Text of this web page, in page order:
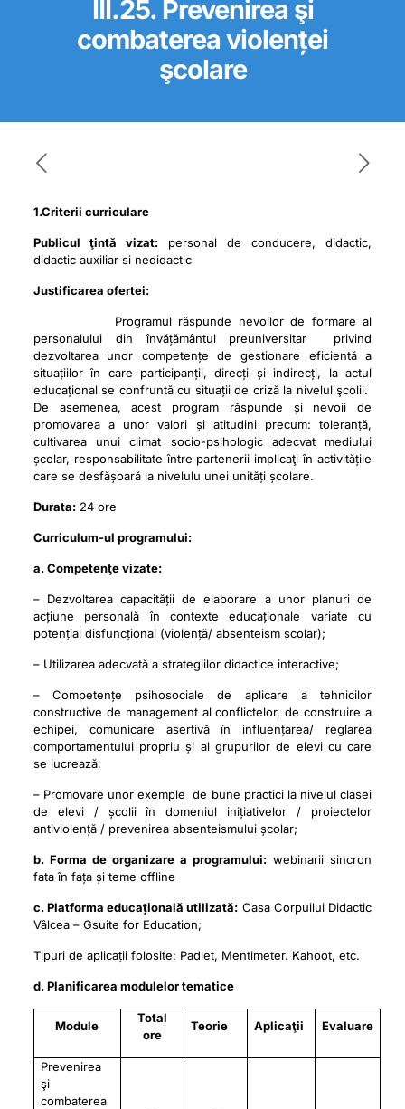
III.25. Prevenirea şi
combaterea violenței
şcolare
1.Criterii curriculare
Publicul ţintă vizat:personal de conducere, didactic,
didactic auxiliar si nedidactic
Justificarea ofertei:
Programul răspunde nevoilor de formare al
personalului din învățământul preuniversitar privind
dezvoltarea unor competențe de gestionare eficientă a
situațiilor în care participanții, direcți și indirecți, la actul
educațional se confruntă cu situații de criză la nivelul şcolii.
De asemenea, acest program răspunde și nevoii de
promovarea a unor valori și atitudini precum: toleranță,
cultivarea unui climat socio-psihologic adecvat mediului
școlar, responsabilitate între partenerii implicaţi în activitățile
care se desfășoară la nivelulu unei unități școlare.
Durata:24 ore
Curriculum-ul programului:
a. Competenţe vizate:
– Dezvoltarea capacității de elaborare a unor planuri de
acțiune personală în contexte educaționale variate cu
potențial disfuncțional (violență/ absenteism școlar);
– Utilizarea adecvată a strategiilor didactice interactive;
– Competențe psihosociale de aplicare a tehnicilor
constructive de management al conflictelor, de construire a
echipei, comunicare asertivă în influențarea/ reglarea
comportamentului propriu și al grupurilor de elevi cu care
se lucrează;
– Promovare unor exemple de bune practici la nivelul clasei
de elevi / școlii în domeniul inițiativelor / proiectelor
antiviolență / prevenirea absenteismului școlar;
b. Forma de organizare a programului: webinarii sincron
fata în fața și teme offline
c. Platforma educațională utilizată: Casa Corpuilui Didactic
Vâlcea – Gsuite for Education;
Tipuri de aplicații folosite: Padlet, Mentimeter. Kahoot, etc.
d. Planificarea modulelor tematice
Module
Total
ore
Teorie Aplicaţii Evaluare
Prevenirea
şi
combaterea